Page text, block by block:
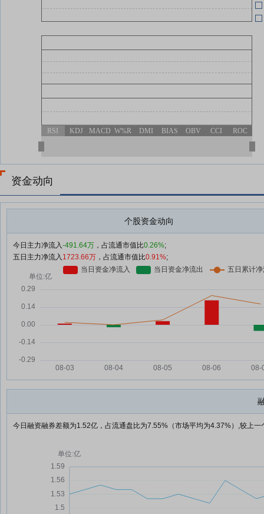
RSI KDJ MACD W%R DMI BIAS OBV CCI ROC
资金动向
个股资金动向
今日主力净流入-491.64万 ，占流通市值比0.26%;
五日主力净流入 1723.66万 ，占流通市值比0.91%;
今日融资融券差额为1.52亿，占流通盘比为7.55%（市场平均为4.37%）,较上一